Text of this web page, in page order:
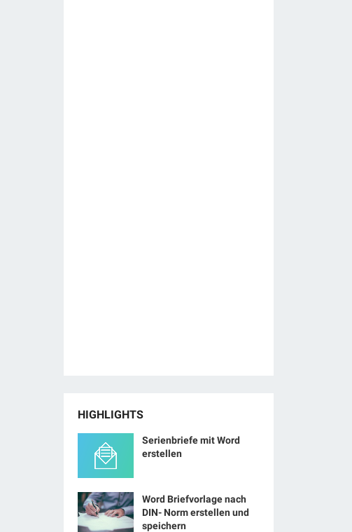
HIGHLIGHTS
Serienbriefe mit Word
erstellen
Word Briefvorlage nach
DIN- Norm erstellen und
speichern